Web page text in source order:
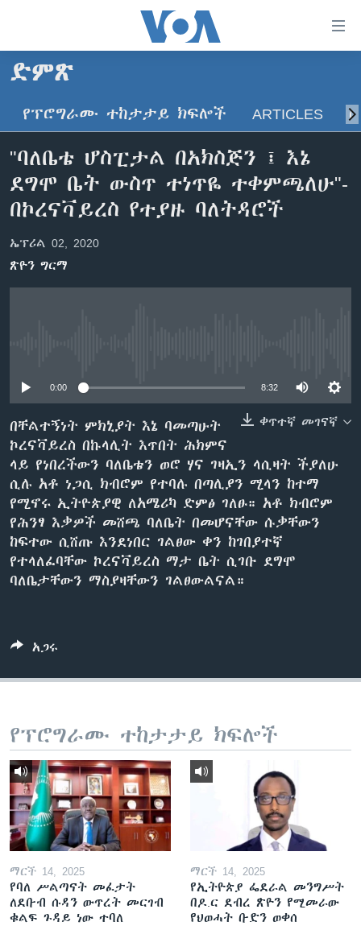
ማገናኛዎች
ዋናው
ይዘት
ወደ
ዋናው
ይዘት
እለፍ
ወደ
ዋናው
ዜና
ኢትዮጵያ
አሜሪካ
ኑሮ በጤንነት
ከምሽቱ ሦስት ሰዓት የአማርኛ ዜና
ቪዲዮ
ክምችት
ቋንቋዎች
ድምጽ
የፕሮግራሙ ተከታታይ ክፍሎች ARTICLES
"ባለቤቴ ሆስፒታል በአክስጅን ፤ እኔ
ደግሞ ቤት ውስጥ ተነጥዬ ተቀምጫለሁ"-
በኮረናቫይረስ የተያዙ ባለትዳሮች
ኤፕሪል 02, 2020
ጽዮን ግርማ
0:00 8:32
ቀጥተኛ መገናኛ
በቸልተኝነት ምክኒያት እኔ ባመጣሁት
ኮረናቫይረስ በኩላሊት እጥበት ሕክምና
ላይ የነበረችውን ባለቤቴን ወሮ ሃና ገዛኢን ላሲዛት ችያለሁ
ሲሉ አቶ ነጋሲ ክብሮም የተባሉ በጣሊያን ሚላን ከተማ
የሚኖሩ ኢትዮጵያዊ ለአሜሪካ ድምፅ ገለፁ። አቶ ክብሮም
የሕንፃ እቃዎች መሸጫ ባለቤት በመሆናቸው ሱቃቸውን
ከፍተው ሲሸጡ እንደነበር ገልፀው ቀን ከገበያተኛ
የተላለፈባቸው ኮረናቫይረስ ማታ ቤት ሲገቡ ደግሞ
ባለቤታቸውን ማስያዛቸውን ገልፀውልናል።
አጋሩ
የፕሮግራሙ ተከታታይ ክፍሎች
ማርች 14, 2025
የባለ ሥልጣናት መፈታት
ለደቡብ ሱዳን ውጥረት መርገብ
ቁልፍ ጉዳይ ነው ተባለ
ማርች 14, 2025
የኢትዮጵያ ፌደራል መንግሥት
በዶ.ር ደብረ ጽዮን የሚመራው
የህወሓት ቡድን ወቀሰ